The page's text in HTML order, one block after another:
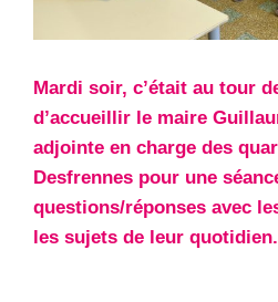
Mardi soir, c’était au tour
d’accueillir le maire
adjointe en charge des
Desfrennes pour une
questions/réponses avec
les sujets de leur quotidien.